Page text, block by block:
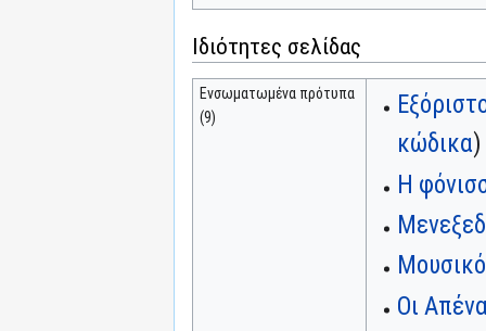
Ιδιότητες σελίδας
Ενσωματωμένα πρότυπα
(9)
κώδικα)
Η
Οι